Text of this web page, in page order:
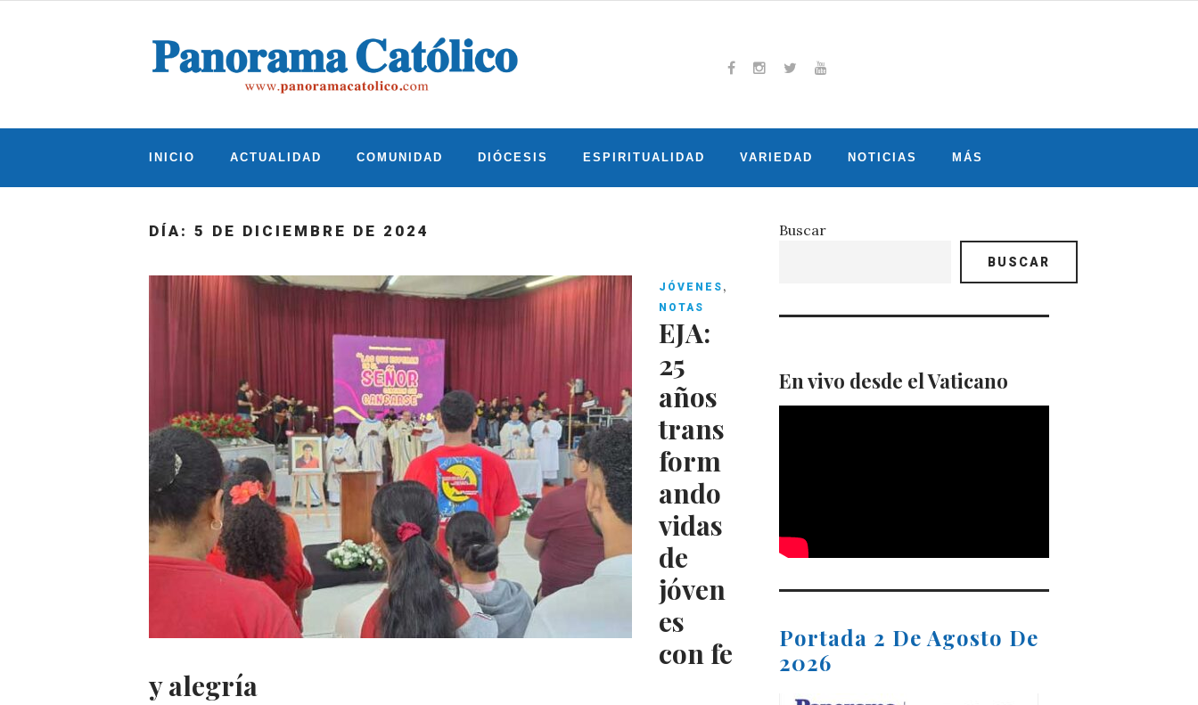
INICIO ACTUALIDAD COMUNIDAD DIÓCESIS ESPIRITUALIDAD VARIEDAD NOTICIAS MÁS
DÍA: 5 DE DICIEMBRE DE 2024
JÓVENES ,
NOTAS
EJA:
25
años
trans
form
ando
vidas
de
jóven
es
con fe
y alegría
Buscar
BUSCAR
En vivo desde el Vaticano
Portada 2 De Agosto De
2026